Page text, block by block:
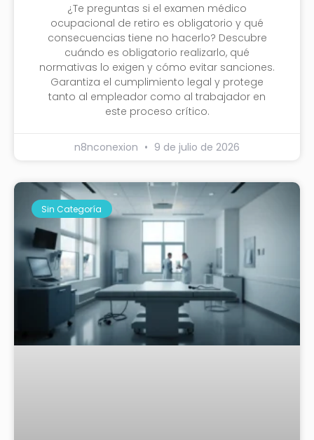
¿Te preguntas si el examen médico
ocupacional de retiro es obligatorio y qué
consecuencias tiene no hacerlo? Descubre
cuándo es obligatorio realizarlo, qué
normativas lo exigen y cómo evitar sanciones.
Garantiza el cumplimiento legal y protege
tanto al empleador como al trabajador en
este proceso crítico.
n8nconexion 9 de julio de 2026
Sin Categoría